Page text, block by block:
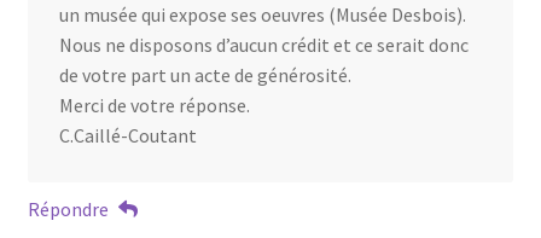
un musée qui expose ses oeuvres (Musée Desbois).
Nous ne disposons d’aucun crédit et ce serait donc
de votre part un acte de générosité.
Merci de votre réponse.
C.Caillé-Coutant
Répondre